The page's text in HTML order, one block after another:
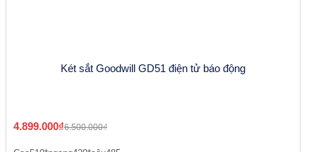
Két sắt Goodwill GD51 điện tử báo động
4.899.000₫6.500.000₫